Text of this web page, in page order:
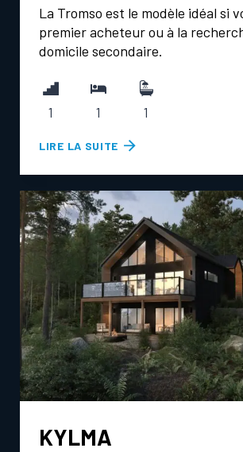
La Tromso est le modèle idéal si
premier acheteur ou à la
domicile secondaire.
1 1 1
LIRE LA SUITE
T
M
S
O
KYLMA